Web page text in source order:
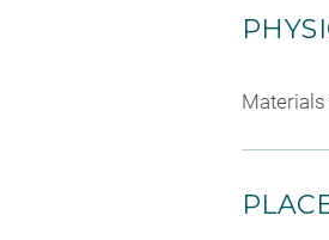
Materials